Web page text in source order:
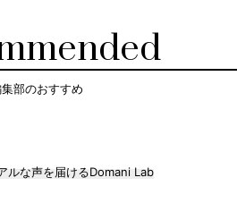
部のおすすめ
ルな声を届けるDomani Lab